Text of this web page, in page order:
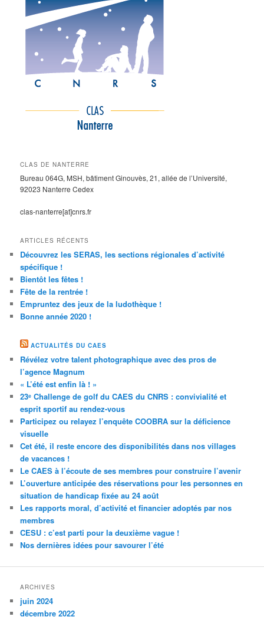
CLAS DE NANTERRE
Bureau 064G, MSH, bâtiment Ginouvès, 21, allée de l’Université,
92023 Nanterre Cedex
clas-nanterre[at]cnrs.fr
ARTICLES RÉCENTS
Découvrez les SERAS, les sections régionales d’activité
spécifique !
Bientôt les fêtes !
Fête de la rentrée !
Empruntez des jeux de la ludothèque !
Bonne année 2020 !
ACTUALITÉS DU CAES
Révélez votre talent photographique avec des pros de
l’agence Magnum
« L’été est enfin là ! »
23ᵉ Challenge de golf du CAES du CNRS : convivialité et
esprit sportif au rendez-vous
Participez ou relayez l’enquête COOBRA sur la déficience
visuelle
Cet été, il reste encore des disponibilités dans nos villages
de vacances !
Le CAES à l’écoute de ses membres pour construire l’avenir
L’ouverture anticipée des réservations pour les personnes en
situation de handicap fixée au 24 août
Les rapports moral, d’activité et financier adoptés par nos
membres
CESU : c’est parti pour la deuxième vague !
Nos dernières idées pour savourer l’été
ARCHIVES
juin 2024
décembre 2022